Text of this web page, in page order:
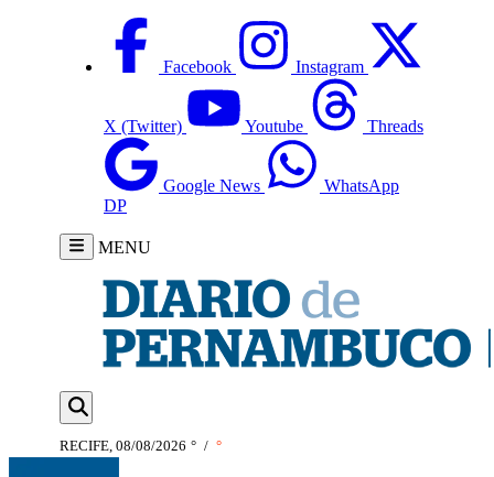
Facebook Instagram
X (Twitter) Youtube Threads
Google News
WhatsApp
DP
MENU
RECIFE, 08/08/2026 ° / °